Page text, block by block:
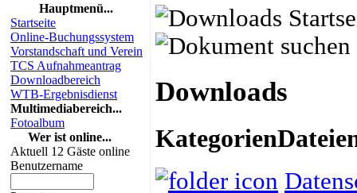
Hauptmenü...
Startseite
Online-Buchungssystem
Vorstandschaft und Verein
TCS Aufnahmeantrag
Downloadbereich
WTB-Ergebnisdienst
Multimediabereich...
Fotoalbum
Wer ist online...
Aktuell 12 Gäste online
Benutzername
Downloads
Kategorien